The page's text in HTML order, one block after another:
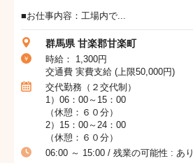
■お仕事内容：工場内で...
群馬県 甘楽郡甘楽町
時給： 1,300円
交通費 実費支給 (上限50,000円)
交代勤務（２交代制）
1）06：00～15：00
（休憩：６０分）
2）15：00～24：00
（休憩：６０分）
06:00 ～ 15:00 / 残業の可能性 : あり